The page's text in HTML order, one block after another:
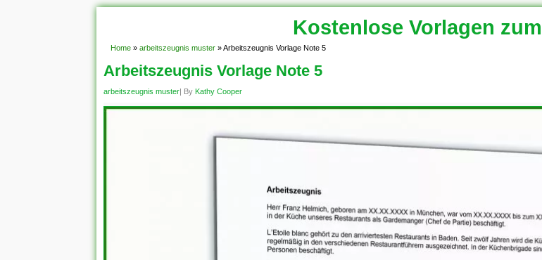
Kostenlose Vorlagen
Home » arbeitszeugnis muster »Arbeitszeugnis Vorlage Note 5
Arbeitszeugnis Vorlage Note 5
arbeitszeugnis muster| By Kathy Cooper